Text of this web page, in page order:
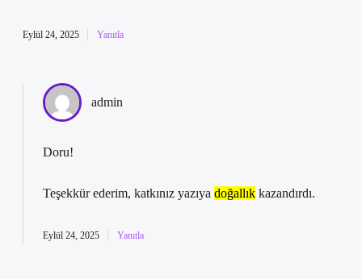
Eylül 24, 2025 Yanıtla
admin
Doru!
Teşekkür ederim, katkınız yazıya doğallık kazandırdı.
Eylül 24, 2025 Yanıtla